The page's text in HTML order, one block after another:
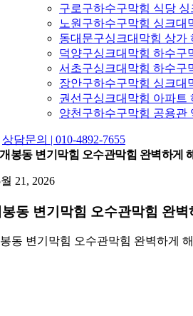
구로구하수구막힘 식당 싱
노원구하수구막힘 싱크대
동대문구싱크대막힘 상가
덕양구싱크대막힘 하수구
서초구싱크대막힘 하수구
장안구하수구막힘 싱크대
권선구싱크대막힘 아파트
양천구하수구막힘 공용관
상담문의 | 010-4892-7655
개봉동 변기막힘 오수관막힘 완벽하게
21, 2026
동 변기막힘 오수관막힘 완벽
동 변기막힘 오수관막힘 완벽하게